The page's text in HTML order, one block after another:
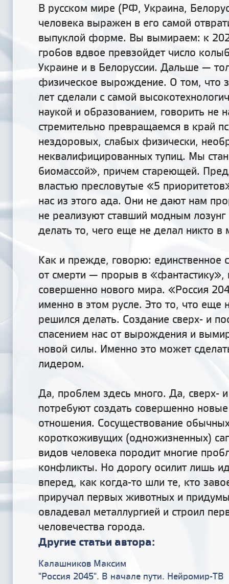
В русском мире (РФ, Украина,
человека выражен в его самой
выпуклой форме. Вы вымираем: к
гробов вдвое превзойдет число
Украине и в Белоруссии. Дальше —
физическое вырождение. О том, что
лет сделали с самой
наукой и образованием, говорить не
стремительно превращаемся в край
нездоровых, слабых физически,
неквалифицированных тупиц. Мы
биомассой», причем стареющей.
властью пресловутые «5
нас из этого ада. Они не дают нам
не реализуют ставший модным
делать то, чего еще не делал никто в
Как и прежде, говорю: единственное
от смерти — прорыв в «фантастику»,
совершенно нового мира. «Россия
именно в этом русле. Это то, что еще
решился делать. Создание сверх- и
спасением нас от вырождения и
новой силы. Именно это может
лидером.
Да, проблем здесь много. Да, сверх-
потребуют создать совершенно
отношения. Сосуществование
короткоживущих (одножизненных)
видов человека породит многие
конфликты. Но дорогу осилит лишь
вперед, как когда-то шли те, кто
приручал первых животных и
овладевал металлургией и строил
человечества города.
Другие статьи автора:
Калашников Максим
"Россия 2045". В начале пути. Нейромир-ТВ